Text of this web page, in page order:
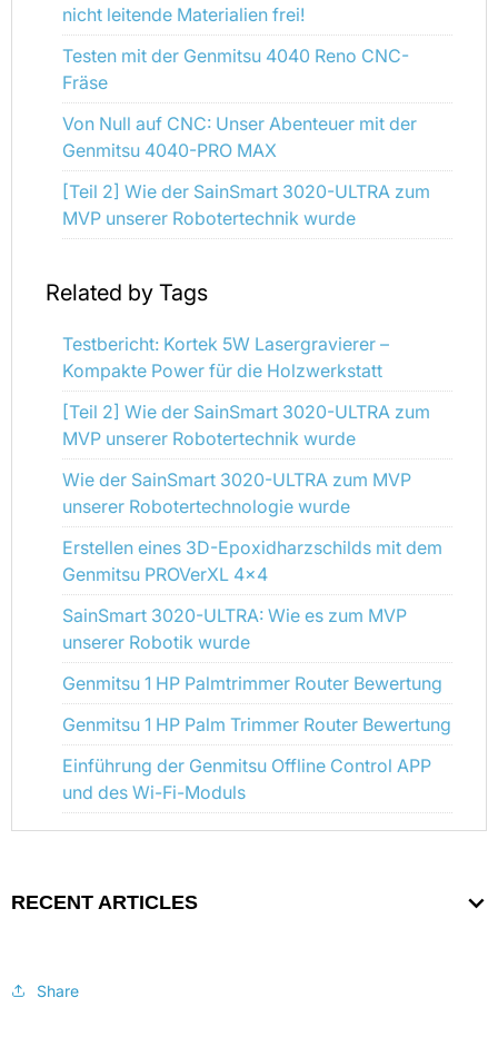
nicht leitende Materialien frei!
Testen mit der Genmitsu 4040 Reno CNC-
Fräse
Von Null auf CNC: Unser Abenteuer mit der
Genmitsu 4040-PRO MAX
[Teil 2] Wie der SainSmart 3020-ULTRA zum
MVP unserer Robotertechnik wurde
Related by Tags
Testbericht: Kortek 5W Lasergravierer –
Kompakte Power für die Holzwerkstatt
[Teil 2] Wie der SainSmart 3020-ULTRA zum
MVP unserer Robotertechnik wurde
Wie der SainSmart 3020-ULTRA zum MVP
unserer Robotertechnologie wurde
Erstellen eines 3D-Epoxidharzschilds mit dem
Genmitsu PROVerXL 4x4
SainSmart 3020-ULTRA: Wie es zum MVP
unserer Robotik wurde
Genmitsu 1 HP Palmtrimmer Router Bewertung
Genmitsu 1 HP Palm Trimmer Router Bewertung
Einführung der Genmitsu Offline Control APP
und des Wi-Fi-Moduls
RECENT ARTICLES
Share